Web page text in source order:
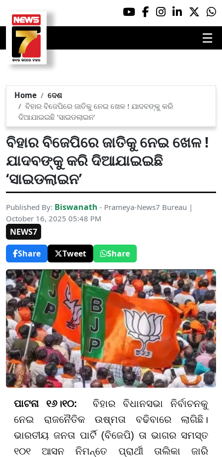
☰
Home
ଦେଶ
ବିହାର ବିଜେପିରେ ଜାତିକୁ ନେଇ ଖେଳ ! ଯାଦବଙ୍କୁ କରି
ଦିଆଯାଇଇଛି ‘ସାଇଡଲାଇନ’
ବିହାର ବିଜେପିରେ ଜାତିକୁ ନେଇ ଖେଳ !
ଯାଦବଙ୍କୁ କରି ଦିଆଯାଇଇଛି
‘ସାଇଡଲାଇନ’
Published By: Biswanath - Prameya-News7 Bureau |
October 16, 2025 05:48 PM
NEWS7
Share
Tweet Share
ପାଟନା ୧୬।୧୦:
ବିହାର ବିଧାନସଭା ନିର୍ବାଚନକୁ
ନେଇ ରାଜନୈତିକ ଉଷ୍ମତା ବଢିବାରେ ଲାଗିଛି।
ଭାରତୀୟ ଜନତା ପାର୍ଟି (ବିଜେପି) ତା ଭାଗର ସମସ୍ତ
୧୦୧ ଆସନ ନିମନ୍ତେ ପ୍ରାର୍ଥୀ ତାଲିକା ଜାରି